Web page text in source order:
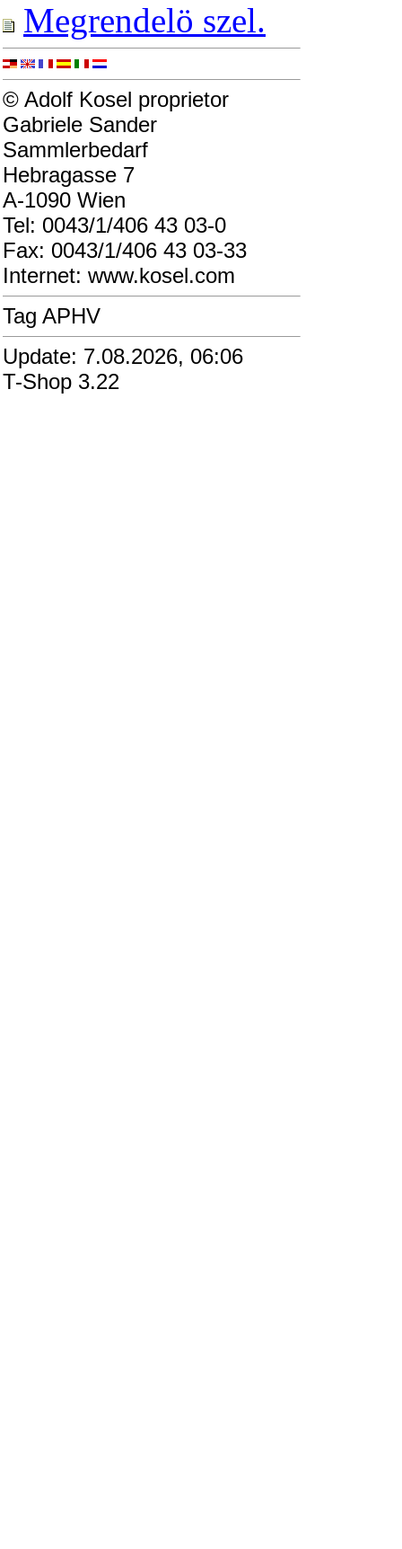
Megrendelö szel.
© Adolf Kosel proprietor
Gabriele Sander
Sammlerbedarf
Hebragasse 7
A-1090 Wien
Tel: 0043/1/406 43 03-0
Fax: 0043/1/406 43 03-33
Internet: www.kosel.com
Tag APHV
Update: 7.08.2026, 06:06
T-Shop 3.22